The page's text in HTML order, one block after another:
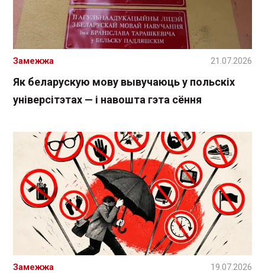
Як беларускую мову вывучаюць у польскіх
універсітэтах — і навошта гэта сёння
Замежжа 21.07.2026
Замежжа 19.07.2026